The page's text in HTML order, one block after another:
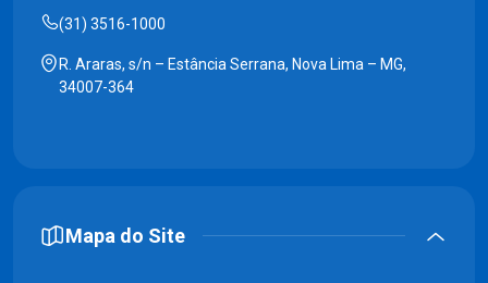
(31) 3516-1000
R. Araras, s/n – Estância Serrana, Nova Lima – MG,
34007-364
Mapa do Site